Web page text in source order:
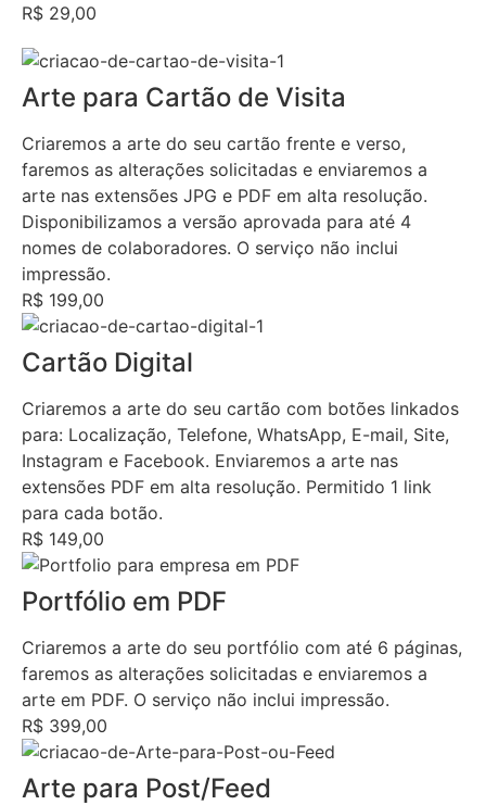
R$ 29,00
Arte para Cartão de Visita
Criaremos a arte do seu cartão frente e verso,
faremos as alterações solicitadas e enviaremos a
arte nas extensões JPG e PDF em alta resolução.
Disponibilizamos a versão aprovada para até 4
nomes de colaboradores. O serviço não inclui
impressão.
R$ 199,00
Cartão Digital
Criaremos a arte do seu cartão com botões linkados
para: Localização, Telefone, WhatsApp, E-mail, Site,
Instagram e Facebook. Enviaremos a arte nas
extensões PDF em alta resolução. Permitido 1 link
para cada botão.
R$ 149,00
Portfólio em PDF
Criaremos a arte do seu portfólio com até 6 páginas,
faremos as alterações solicitadas e enviaremos a
arte em PDF. O serviço não inclui impressão.
R$ 399,00
Arte para Post/Feed